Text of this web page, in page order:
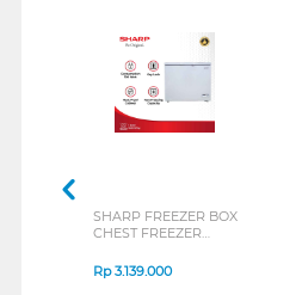
SHARP FREEZER BOX
CHEST FREEZER
Rp3.139.000